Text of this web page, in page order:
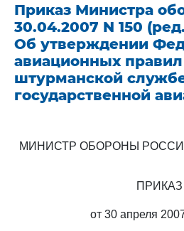
Приказ Министра
30.04.2007 N 150
Об утверждении
авиационных
штурманской
государственной
МИНИСТР ОБОРОНЫ
ПРИКАЗ
от 30 апреля